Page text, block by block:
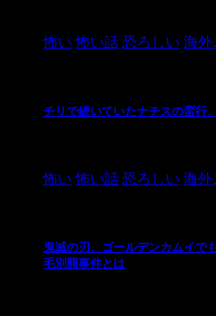
怖い 怖い話 恐ろしい 海外
チリで続いていたナチスの蛮行
怖い 怖い話 恐ろしい 海外
鬼滅の刃、ゴールデンカムイ
毛別羆事件とは